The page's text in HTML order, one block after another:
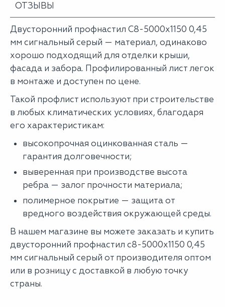
ОТЗЫВЫ
Двусторонний профнастил С8-5000х1150 0,45
мм сигнальный серый — материал, одинаково
хорошо подходящий для отделки крыши,
фасада и забора. Профилированный лист легок
в монтаже и доступен по цене.
Такой профлист используют при строительстве
в любых климатических условиях, благодаря
его характеристикам:
высокопрочная оцинкованная сталь —
гарантия долговечности;
выверенная при производстве высота
ребра — залог прочности материала;
полимерное покрытие — защита от
вредного воздействия окружающей среды.
В нашем магазине вы можете заказать и купить
двусторонний профнастил с8-5000х1150 0,45
мм сигнальный серый от производителя оптом
или в розницу с доставкой в любую точку
страны.